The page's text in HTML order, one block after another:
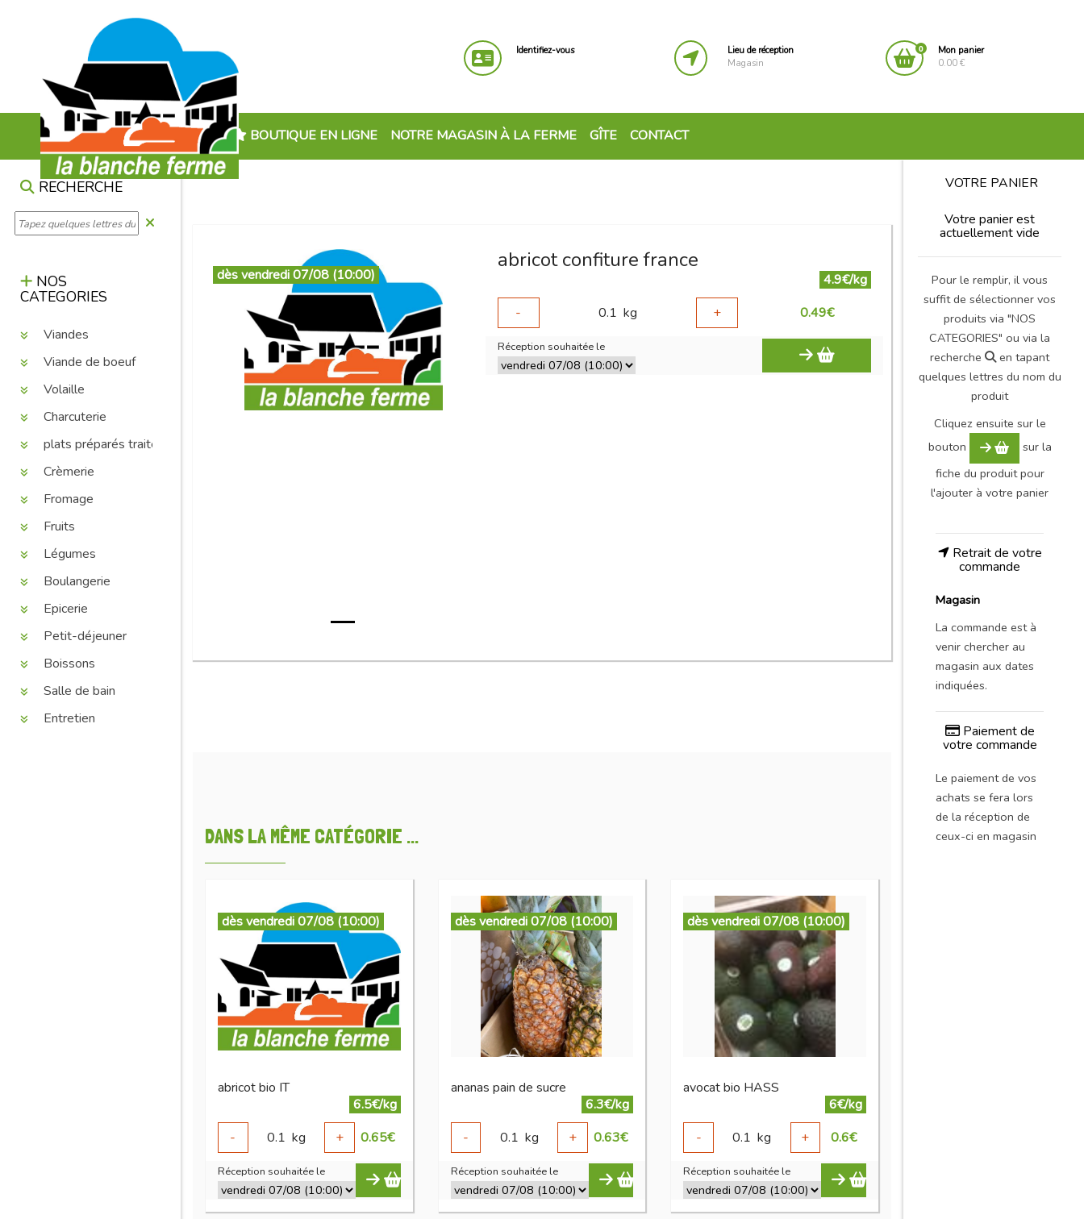
Identifiez-vous
Lieu de réception
Magasin
0
Mon panier
0.00 €
BOUTIQUE EN LIGNE NOTRE MAGASIN À LA FERME GÎTE CONTACT
RECHERCHE
NOS
CATEGORIES
Viandes
Viande de boeuf
Volaille
Charcuterie
plats préparés traiteur
Crèmerie
Fromage
Fruits
Légumes
Boulangerie
Epicerie
Petit-déjeuner
Boissons
Salle de bain
Entretien
dès vendredi 07/08 (10:00)
abricot confiture france
4.9€/kg
-
0.1 kg + 0.49€
Réception souhaitée le
DANS LA MÊME CATÉGORIE ...
dès vendredi 07/08 (10:00)
abricot bio IT
6.5€/kg
-
0.1 kg + 0.65€
Réception souhaitée le
dès vendredi 07/08 (10:00)
ananas pain de sucre
6.3€/kg
-
0.1 kg + 0.63€
Réception souhaitée le
dès vendredi 07/08 (10:00)
avocat bio HASS
6€/kg
-
0.1 kg + 0.6€
Réception souhaitée le
VOTRE PANIER
Votre panier est
actuellement vide
Pour le remplir, il vous
suffit de sélectionner vos
produits via "NOS
CATEGORIES" ou via la
recherche
en tapant
quelques lettres du nom du
produit
Cliquez ensuite sur le
bouton
sur la
fiche du produit pour
l'ajouter à votre panier
Retrait de votre
commande
Magasin
La commande est à
venir chercher au
magasin aux dates
indiquées.
Paiement de
votre commande
Le paiement de vos
achats se fera lors
de la réception de
ceux-ci en magasin